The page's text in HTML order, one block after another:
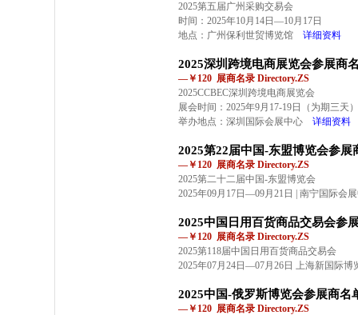
2025第五届广州采购交易会
时间：2025年10月14日—10月17日
地点：广州保利世贸博览馆
详细资料
2025深圳跨境电商展览会参展商
—￥120 展商名录 Directory.ZS
2025CCBEC深圳跨境电商展览会
展会时间：2025年9月17-19日（为期三天）
举办地点：深圳国际会展中心
详细资料
2025第22届中国-东盟博览会参展
—￥120 展商名录 Directory.ZS
2025第二十二届中国-东盟博览会
2025年09月17日—09月21日 | 南宁国际会
2025中国日用百货商品交易会参
—￥120 展商名录 Directory.ZS
2025第118届中国日用百货商品交易会
2025年07月24日—07月26日 上海新国际博
2025中国-俄罗斯博览会参展商名
—￥120 展商名录 Directory.ZS